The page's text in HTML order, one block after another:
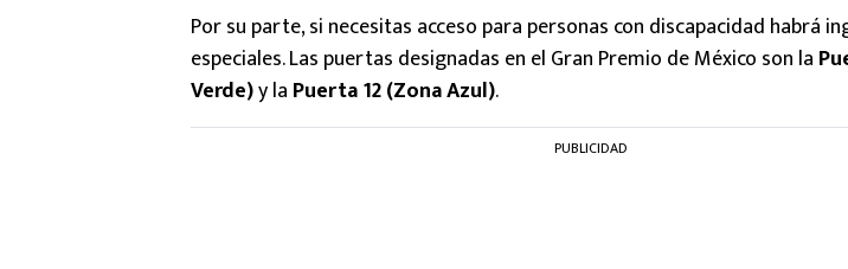
Por su parte, si necesitas acceso para personas con discapacidad habrá
especiales. Las puertas designadas en el Gran Premio de México son la
Verde)y la Puerta 12 (Zona Azul).
PUBLICIDAD